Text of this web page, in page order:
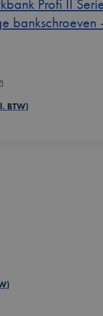
Profi II
bankschroeven
BTW)